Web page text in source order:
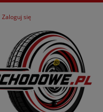
Zaloguj się